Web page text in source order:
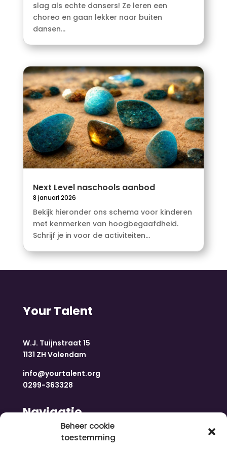
Beheer cookie
toestemming
slag als echte dansers! Ze leren een
choreo en gaan lekker naar buiten
dansen...
Next Level naschools aanbod
8 januari 2026
Bekijk hieronder ons schema voor kinderen
met kenmerken van hoogbegaafdheid.
Schrijf je in voor de activiteiten...
Your Talent
W.J. Tuijnstraat 15
1131 ZH Volendam
info@yourtalent.org
0299-363328
Navigatie